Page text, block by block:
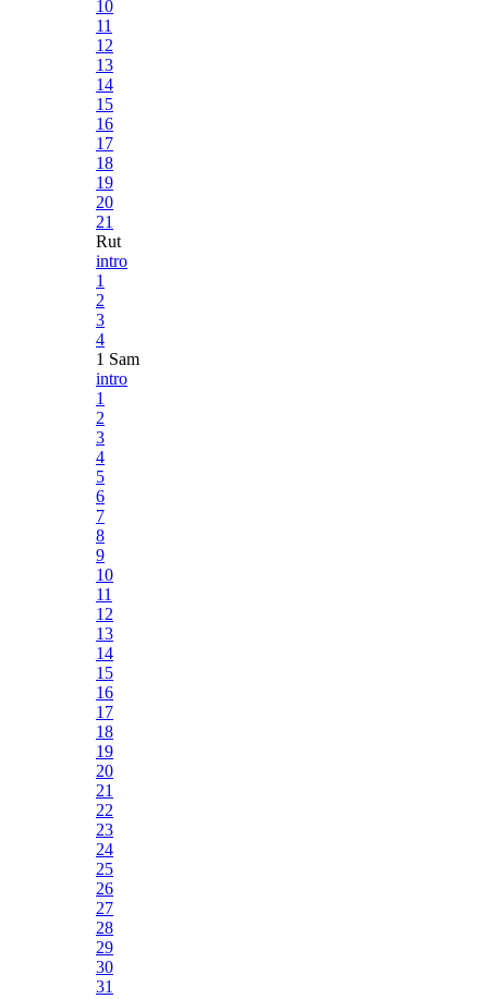
10
11
12
13
14
15
16
17
18
19
20
21
Rut
intro
1
2
3
4
1 Sam
intro
1
2
3
4
5
6
7
8
9
10
11
12
13
14
15
16
17
18
19
20
21
22
23
24
25
26
27
28
29
30
31